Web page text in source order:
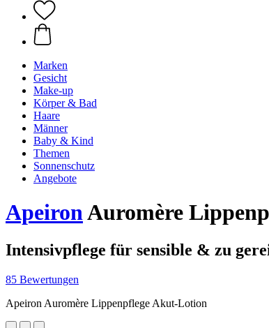
Marken
Gesicht
Make-up
Körper & Bad
Haare
Männer
Baby & Kind
Themen
Sonnenschutz
Angebote
ApeironAuromère
Intensivpflege für sensible & zu
85 Bewertungen
Apeiron Auromère Lippenpflege Akut-Lotion